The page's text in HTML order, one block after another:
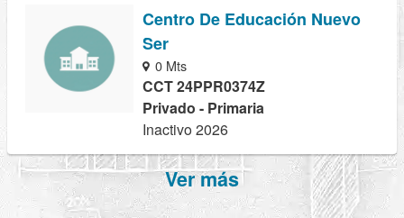
Centro De Educación Nuevo
Ser
0 Mts
CCT 24PPR0374Z
Privado - Primaria
Inactivo 2026
Ver más